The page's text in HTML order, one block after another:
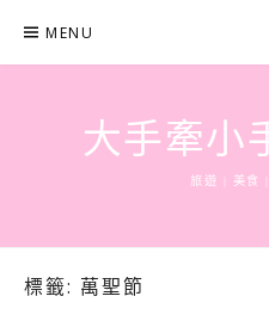
content
MENU
大手牽小
旅遊 | 美食
標籤: 萬聖節